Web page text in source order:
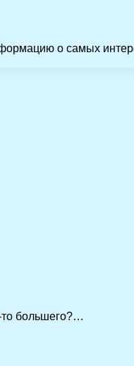
о самых
то большего?…